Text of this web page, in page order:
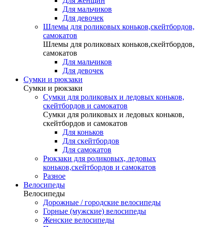
Для мальчиков
Для девочек
Шлемы для роликовых коньков,скейтбордов,
самокатов
Шлемы для роликовых коньков,скейтбордов,
самокатов
Для мальчиков
Для девочек
Сумки и рюкзаки
Сумки и рюкзаки
Сумки для роликовых и ледовых коньков,
скейтбордов и самокатов
Сумки для роликовых и ледовых коньков,
скейтбордов и самокатов
Для коньков
Для скейтбордов
Для самокатов
Рюкзаки для роликовых, ледовых
коньков,скейтбордов и самокатов
Разное
Велосипеды
Велосипеды
Дорожные / городские велосипеды
Горные (мужские) велосипеды
Женские велосипеды